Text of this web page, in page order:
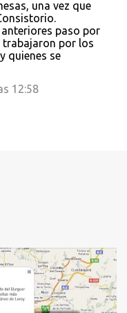
una vez que
paso por
trabajaron por los
quienes se
12:58